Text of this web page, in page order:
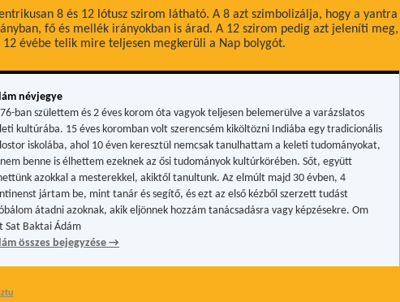
8 és 12 lótusz szirom látható. A 8 azt szimbolizálja, hogy a yantra
fő és mellék irányokban is árad. A 12 szirom pedig azt jeleníti meg,
12 évébe telik mire teljesen megkerüli a Nap bolygót.
névjegye
ban születtem és 2 éves korom óta vagyok teljesen belemerülve a varázslatos
kultúrába. 15 éves koromban volt szerencsém kiköltözni Indiába egy tradicionális
iskolába, ahol 10 éven keresztül nemcsak tanulhattam a keleti tudományokat,
benne is élhettem ezeknek az ősi tudományok kultúrkörében. Sőt, együtt
azokkal a mesterekkel, akiktől tanultunk. Az elmúlt majd 30 évben, 4
jártam be, mint tanár és segítő, és ezt az első kézből szerzett tudást
átadni azoknak, akik eljönnek hozzám tanácsadásra vagy képzésekre. Om
Sat Baktai Ádám
összes bejegyzése→